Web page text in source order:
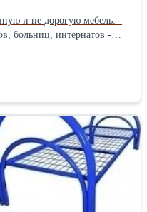
и не дорогую мебель: -
больниц, интернатов -
(студентов), -
бригад - кровати
шкафы металлические и
школьная мебель.
но и предоставляем
В нашей компании
и гибкая система оплаты
доставкой по всей России,